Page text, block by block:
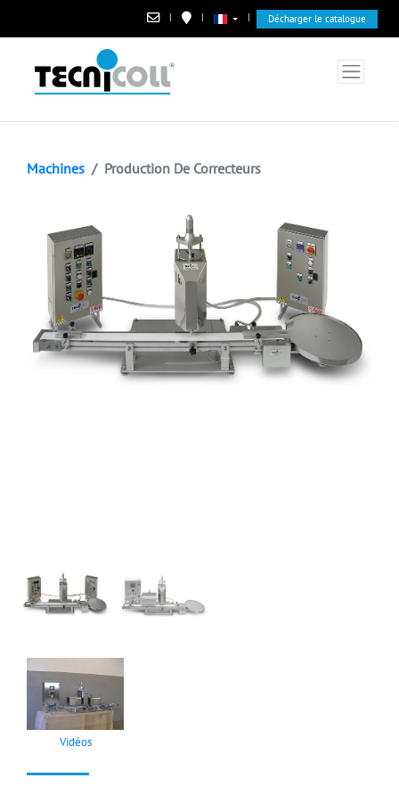
| | | Décharger le catalogue
Machines Production De Correcteurs
Vidéos